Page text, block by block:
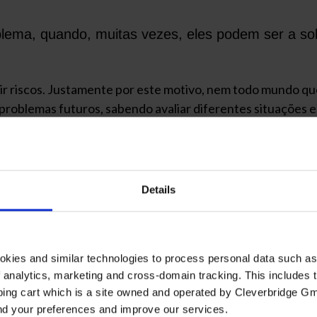
Details
and similar technologies to process personal data such
marketing and cross-domain tracking. This includes
cart which is a site owned and operated by Cleverbridge
your preferences and improve our services.
quando, muitas vezes, eles podem ser a
riscos. Justamente por este motivo, nem todo mundo
futuros, sabendo avaliar diferentes situações
aos gestores, é preciso estar atento para minimizar
ferramentas de gestãoe traçar estratégias para
a leitura!
responsabilidade?
de decisões empresariais e tomar precauções
tanto a probabilidade de ocorrência quanto o